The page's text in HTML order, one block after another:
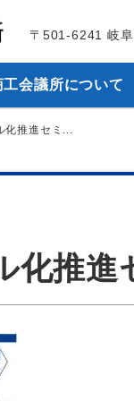
〒501-6241 岐
工会議所について
化推進セミ...
化推進